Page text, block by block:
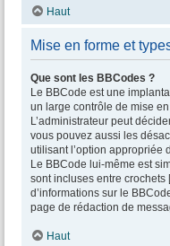
Haut
Mise en forme et
Que sont les BBCodes ?
Le BBCode est une
un large contrôle de mise
L’administrateur peut
vous pouvez aussi les
utilisant l’option appropriée
Le BBCode lui-même est
sont incluses entre crochets
d’informations sur le
page de rédaction de
Haut